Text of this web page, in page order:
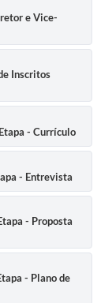
e Vice-
Inscritos
- Currículo
- Entrevista
- Proposta
- Plano de